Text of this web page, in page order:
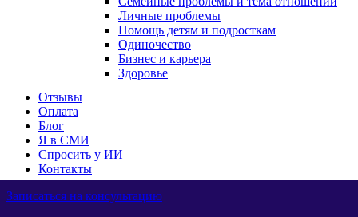
Личные проблемы
Помощь детям и подросткам
Одиночество
Бизнес и карьера
Здоровье
Отзывы
Оплата
Блог
Я в СМИ
Спросить у ИИ
Контакты
Записаться на консультацию